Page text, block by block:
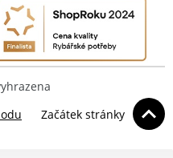
Začátek stránky